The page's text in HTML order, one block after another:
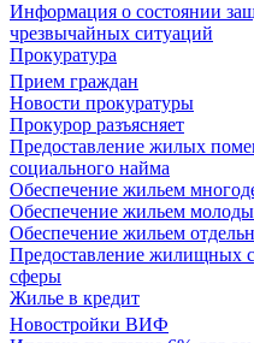
Информация о состоянии
чрезвычайных ситуаций
Прокуратура
Прием граждан
Новости прокуратуры
Прокурор разъясняет
Предоставление жилых
социального найма
Обеспечение жильем
Обеспечение жильем
Обеспечение жильем
Предоставление жилищных
сферы
Жилье в кредит
Новостройки ВИФ